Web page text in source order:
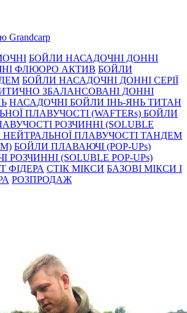
Grandcarp
БОЙЛИ НАСАДОЧНI ДОННI
ФЛЮОРО АКТИВ БОЙЛИ
БОЙЛИ НАСАДОЧНI ДОННI СЕРIÏ
ЗБАЛАНСОВАНІ ДОННІ
НАСАДОЧНІ БОЙЛИ ІНЬ-ЯНЬ ТИТАН
ПЛАВУЧОСТI (WAFTERs) БОЙЛИ
РОЗЧИННІ (SOLUBLE
ПЛАВУЧОСТІ ТАНДЕМ
БОЙЛИ ПЛАВАЮЧІ (POP-UPs)
(SOLUBLE POP-UPs)
ФІДЕРА СТIК МIКСИ БАЗОВІ МІКСИ І
РОЗПРОДАЖ